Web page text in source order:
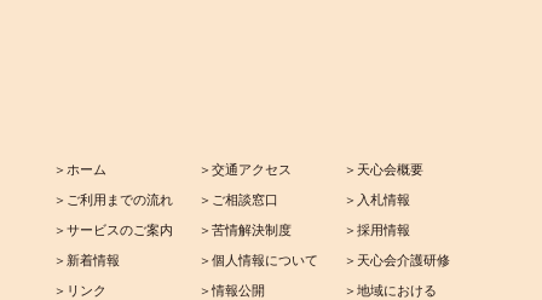
＞ホーム
＞ご利用までの流れ
＞サービスのご案内
＞新着情報
＞リンク
＞交通アクセス
＞ご相談窓口
＞苦情解決制度
＞個人情報について
＞情報公開
＞天心会概要
＞入札情報
＞採用情報
＞天心会介護研修
＞地域における